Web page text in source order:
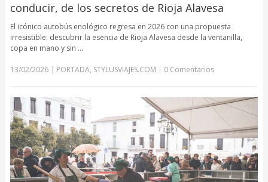
conducir, de los secretos de Rioja Alavesa
El icónico autobús enológico regresa en 2026 con una propuesta
irresistible: descubrir la esencia de Rioja Alavesa desde la ventanilla,
copa en mano y sin …
13/02/2026| PORTADA, STYLUSVIAJES.COM | 0 Comentarios